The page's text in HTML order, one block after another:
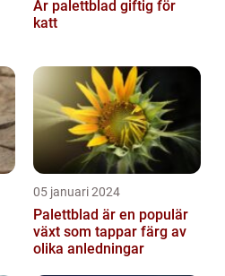
Är palettblad giftig för
katt
05 januari 2024
Palettblad är en populär
växt som tappar färg av
olika anledningar